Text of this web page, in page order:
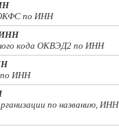
по ИНН
кода ОКВЭД2 по ИНН
ИНН
по названию, ИНН